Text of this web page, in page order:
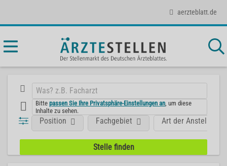
aerzteblatt.de
Bittepassen Sie Ihre Privatsphäre-Einstellungen an , um diese
Inhalte zu sehen.
Position Fachgebiet Art der Anstellung